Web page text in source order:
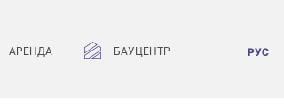
АРЕНДА БАУЦЕНТР РУС